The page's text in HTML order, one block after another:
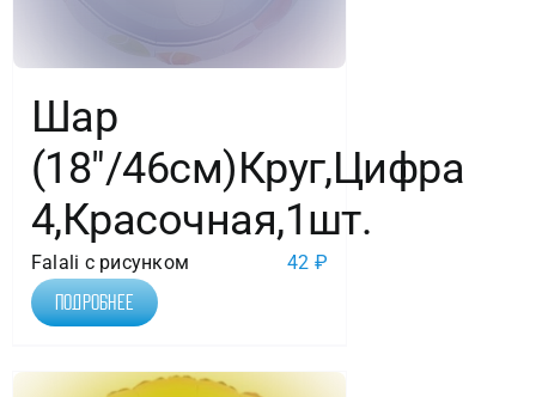
Шар
(18″/46см)Круг,Цифра
4,Красочная,1шт.
Falali с рисунком 42 ₽
Подробнее